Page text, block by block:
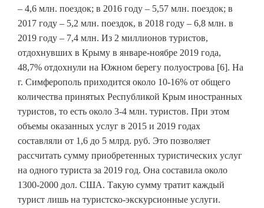
– 4,6 млн. поездок; в 2016 году – 5,57 млн. поездок; в
2017 году – 5,2 млн. поездок, в 2018 году – 6,8 млн. в
2019 году – 7,4 млн. Из 2 миллионов туристов,
отдохнувших в Крыму в январе-ноябре 2019 года,
48,7% отдохнули на Южном берегу полуострова [6]. На
г. Симферополь приходится около 10-16% от общего
количества принятых Республикой Крым иностранных
туристов, то есть около 3-4 млн. туристов. При этом
объемы оказанных услуг в 2015 и 2019 годах
составляли от 1,6 до 5 млрд. руб. Это позволяет
рассчитать сумму приобретенных туристических услуг
на одного туриста за 2019 год. Она составила около
1300-2000 дол. США. Такую сумму тратит каждый
турист лишь на туристско-экскурсионные услуги.